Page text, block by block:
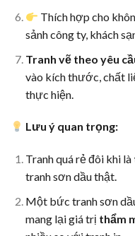
Thích hợp cho
sảnh công ty, khách
Tranh vẽ theo yêu
vào kích thước, chất
thực hiện.
Lưu ý quan trọng:
Tranh quá rẻ đôi khi là
tranh sơn dầu thật.
Một bức tranh sơn
mang lại giá trị thẩm